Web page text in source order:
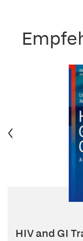
HIV and GI